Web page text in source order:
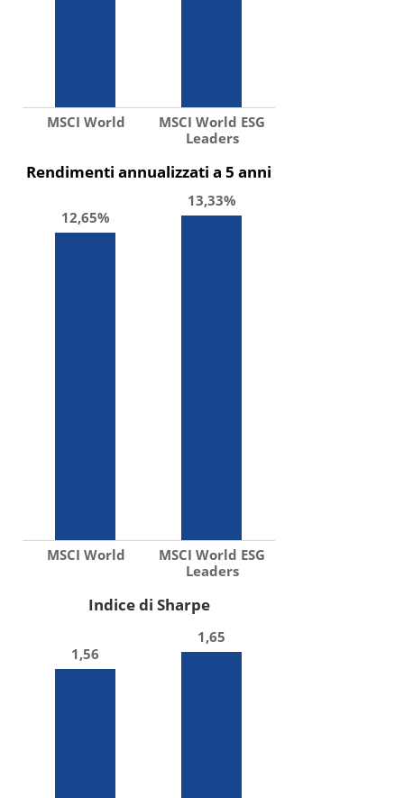
MSCI World
MSCI World ESG
Leaders
Rendimenti annualizzati a 5 anni
12,65%
13,33%
MSCI World
MSCI World ESG
Leaders
Indice di Sharpe
1,56
1,65